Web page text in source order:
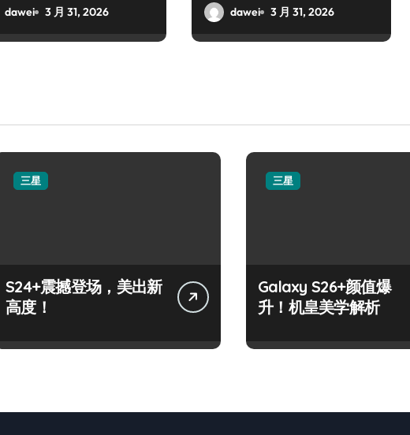
dawei 3 月 31, 2026 dawei 3 月 31, 2026
三星
S24+震撼登场，美出新
高度！
三星
Galaxy S26+颜值爆
升！机皇美学解析